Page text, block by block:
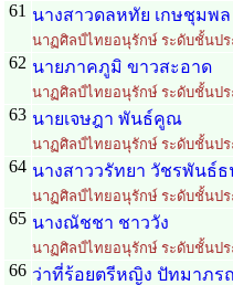
61 นางสาวดลหทัย เกษชุมพล
นาฏศิลป์ไทยอนุรักษ์ ระดับชั้นปร
62 นายภาคภูมิ ขาวสะอาด
นาฏศิลป์ไทยอนุรักษ์ ระดับชั้นปร
63 นายเจษฎา พันธ์คูณ
นาฏศิลป์ไทยอนุรักษ์ ระดับชั้นปร
64 นางสาววรัทยา วัชรพันธ์
นาฏศิลป์ไทยอนุรักษ์ ระดับชั้นปร
65 นางณัชชา ชาววัง
นาฏศิลป์ไทยอนุรักษ์ ระดับชั้นปร
66 ว่าที่ร้อยตรีหญิง ปัทมาภร